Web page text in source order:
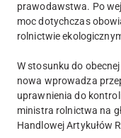
prawodawstwa. Po
moc dotychczas
rolnictwie
W stosunku do
nowa wprowadza
uprawnienia do
ministra rolnictwa na
Handlowej Artykułów